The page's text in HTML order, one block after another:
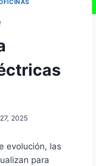
2025
evolución, las
para